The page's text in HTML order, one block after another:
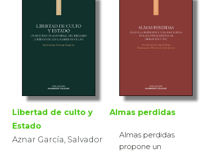
Libertad de culto y
Estado
Aznar García, Salvador
Almas perdidas
Almas perdidas
propone un